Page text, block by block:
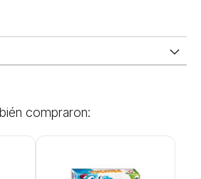
compraron: